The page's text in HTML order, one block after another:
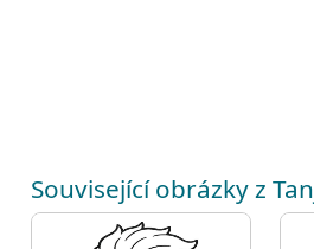
Související obrázky z